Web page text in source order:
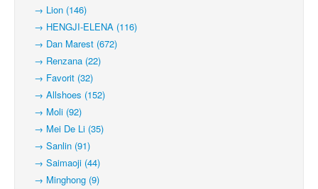
→ Lion (146)
→ HENGJI-ELENA (116)
→ Dan Marest (672)
→ Renzana (22)
→ Favorit (32)
→ Allshoes (152)
→ Moli (92)
→ Mei De Li (35)
→ Sanlin (91)
→ Saimaoji (44)
→ Minghong (9)